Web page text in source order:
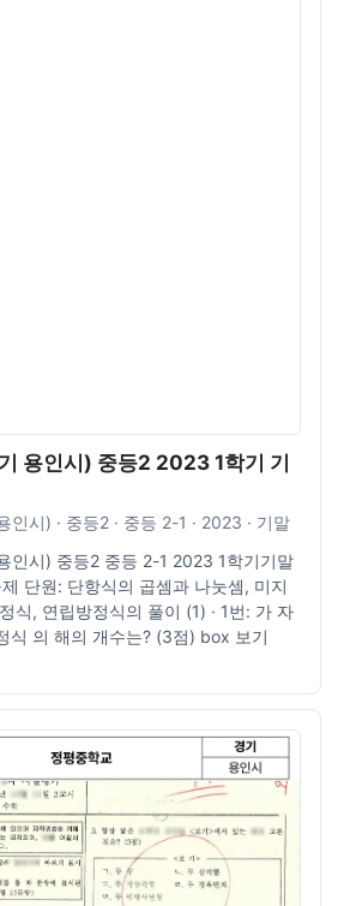
용인시) 중등2 2023 1학기 기
인시) · 중등2 · 중등 2-1 · 2023 · 기말
인시) 중등2 중등 2-1 2023 1학기기말
단원: 단항식의 곱셈과 나눗셈, 미지
식, 연립방정식의 풀이 (1) · 1번: 가 자
식 의 해의 개수는? (3점) box 보기